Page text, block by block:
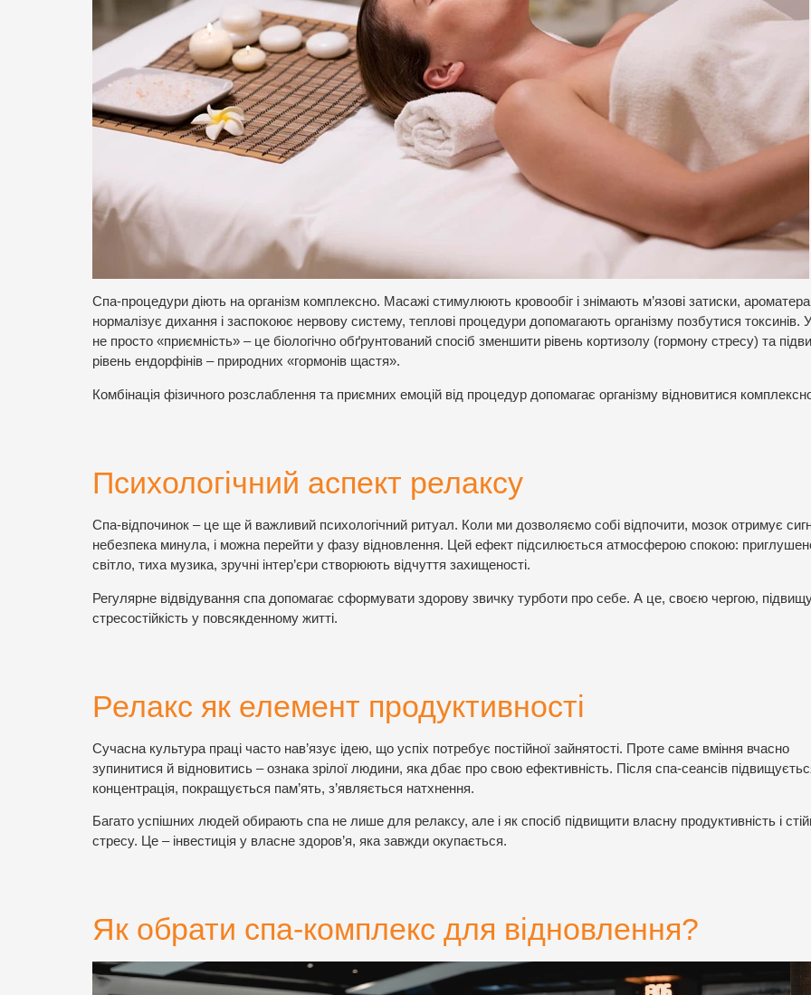
Спа-процедури діють на організм комплексно. Масажі стимулюють кровообіг і знімають м’язові затиски,
нормалізує дихання і заспокоює нервову систему, теплові процедури допомагають організму позбутися токсинів.
не просто «приємність» – це біологічно обґрунтований спосіб зменшити рівень кортизолу (гормону стресу) та
рівень ендорфінів – природних «гормонів щастя».
Комбінація фізичного розслаблення та приємних емоцій від процедур допомагає організму відновитися
Психологічний аспект релаксу
Спа-відпочинок – це ще й важливий психологічний ритуал. Коли ми дозволяємо собі відпочити, мозок отримує
небезпека минула, і можна перейти у фазу відновлення. Цей ефект підсилюється атмосферою спокою:
світло, тиха музика, зручні інтер’єри створюють відчуття захищеності.
Регулярне відвідування спа допомагає сформувати здорову звичку турботи про себе. А це, своєю чергою,
стресостійкість у повсякденному житті.
Релакс як елемент продуктивності
Сучасна культура праці часто нав’язує ідею, що успіх потребує постійної зайнятості. Проте саме вміння вчасно
зупинитися й відновитись – ознака зрілої людини, яка дбає про свою ефективність. Після спа-сеансів
концентрація, покращується пам’ять, з’являється натхнення.
Багато успішних людей обирають спа не лише для релаксу, але і як спосіб підвищити власну продуктивність і
стресу. Це – інвестиція у власне здоров’я, яка завжди окупається.
Як обрати спа-комплекс для відновлення?